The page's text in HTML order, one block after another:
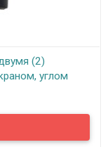
(2)
углом